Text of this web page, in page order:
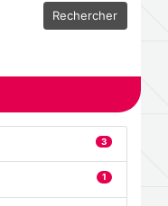
Rechercher
3
1